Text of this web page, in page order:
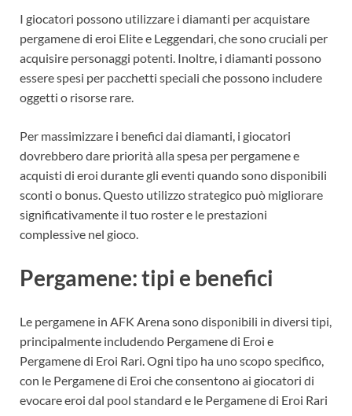
I giocatori possono utilizzare i diamanti per acquistare
pergamene di eroi Elite e Leggendari, che sono cruciali per
acquisire personaggi potenti. Inoltre, i diamanti possono
essere spesi per pacchetti speciali che possono includere
oggetti o risorse rare.
Per massimizzare i benefici dai diamanti, i giocatori
dovrebbero dare priorità alla spesa per pergamene e
acquisti di eroi durante gli eventi quando sono disponibili
sconti o bonus. Questo utilizzo strategico può migliorare
significativamente il tuo roster e le prestazioni
complessive nel gioco.
Pergamene: tipi e benefici
Le pergamene in AFK Arena sono disponibili in diversi tipi,
principalmente includendo Pergamene di Eroi e
Pergamene di Eroi Rari. Ogni tipo ha uno scopo specifico,
con le Pergamene di Eroi che consentono ai giocatori di
evocare eroi dal pool standard e le Pergamene di Eroi Rari